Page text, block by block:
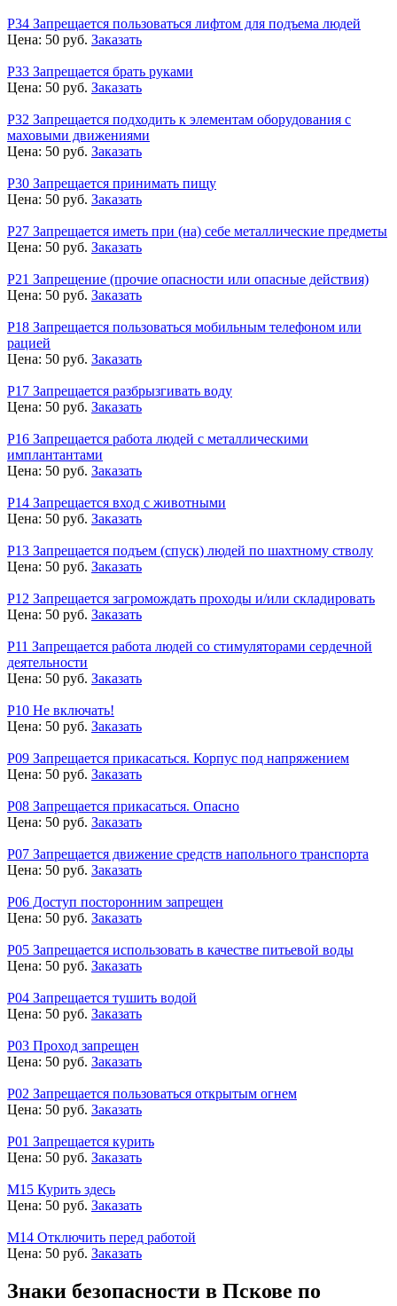
P34 Запрещается пользоваться лифтом для подъема людей
Цена: 50 руб. Заказать
P33 Запрещается брать руками
Цена: 50 руб. Заказать
Р32 Запрещается подходить к элементам оборудования с
маховыми движениями
Цена: 50 руб. Заказать
Р30 Запрещается принимать пищу
Цена: 50 руб. Заказать
Р27 Запрещается иметь при (на) себе металлические предметы
Цена: 50 руб. Заказать
Р21 Запрещение (прочие опасности или опасные действия)
Цена: 50 руб. Заказать
Р18 Запрещается пользоваться мобильным телефоном или
рацией
Цена: 50 руб. Заказать
Р17 Запрещается разбрызгивать воду
Цена: 50 руб. Заказать
Р16 Запрещается работа людей с металлическими
имплантантами
Цена: 50 руб. Заказать
Р14 Запрещается вход с животными
Цена: 50 руб. Заказать
Р13 Запрещается подъем (спуск) людей по шахтному стволу
Цена: 50 руб. Заказать
Р12 Запрещается загромождать проходы и/или складировать
Цена: 50 руб. Заказать
Р11 Запрещается работа людей со стимуляторами сердечной
деятельности
Цена: 50 руб. Заказать
Р10 Не включать!
Цена: 50 руб. Заказать
Р09 Запрещается прикасаться. Корпус под напряжением
Цена: 50 руб. Заказать
Р08 Запрещается прикасаться. Опасно
Цена: 50 руб. Заказать
Р07 Запрещается движение средств напольного транспорта
Цена: 50 руб. Заказать
Р06 Доступ посторонним запрещен
Цена: 50 руб. Заказать
Р05 Запрещается использовать в качестве питьевой воды
Цена: 50 руб. Заказать
Р04 Запрещается тушить водой
Цена: 50 руб. Заказать
Р03 Проход запрещен
Цена: 50 руб. Заказать
Р02 Запрещается пользоваться открытым огнем
Цена: 50 руб. Заказать
Р01 Запрещается курить
Цена: 50 руб. Заказать
М15 Курить здесь
Цена: 50 руб. Заказать
М14 Отключить перед работой
Цена: 50 руб. Заказать
Знаки безопасности в Пскове по